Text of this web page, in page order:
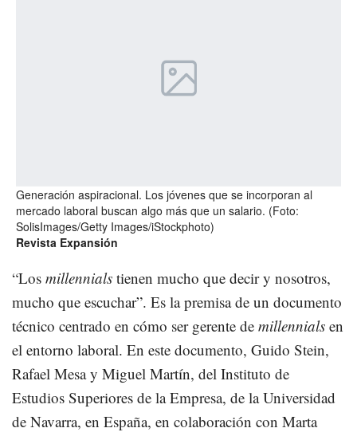
Generación aspiracional. Los jóvenes que se incorporan al
mercado laboral buscan algo más que un salario. (Foto:
SolisImages/Getty Images/iStockphoto)
Revista Expansión
“Los millennials tienen mucho que decir y nosotros,
mucho que escuchar”. Es la premisa de un documento
técnico centrado en cómo ser gerente de millennials en
el entorno laboral. En este documento, Guido Stein,
Rafael Mesa y Miguel Martín, del Instituto de
Estudios Superiores de la Empresa, de la Universidad
de Navarra, en España, en colaboración con Marta